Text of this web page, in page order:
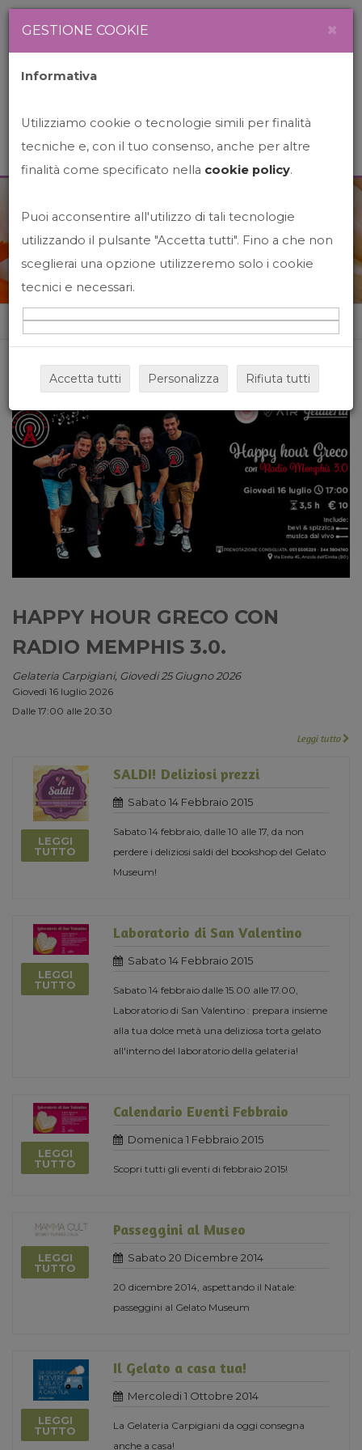
News&Events
Home News&events
HAPPY HOUR GRECO CON
RADIO MEMPHIS 3.0.
Gelateria Carpigiani, Giovedi 25 Giugno 2026
Giovedì 16 luglio 2026
Dalle 17:00 alle 20:30
Leggi tutto
LEGGI
TUTTO
SALDI! Deliziosi prezzi
Sabato 14 Febbraio 2015
Sabato 14 febbraio, dalle 10 alle 17, da non
perdere i deliziosi saldi del bookshop del Gelato
Museum!
LEGGI
TUTTO
Laboratorio di San Valentino
Sabato 14 Febbraio 2015
Sabato 14 febbraio dalle 15.00 alle 17.00,
Laboratorio di San Valentino : prepara insieme
alla tua dolce metà una deliziosa torta gelato
all'interno del laboratorio della gelateria!
LEGGI
TUTTO
Calendario Eventi Febbraio
Domenica 1 Febbraio 2015
Scopri tutti gli eventi di febbraio 2015!
LEGGI
TUTTO
Passeggini al Museo
Sabato 20 Dicembre 2014
20 dicembre 2014, aspettando il Natale:
passeggini al Gelato Museum
LEGGI
TUTTO
Il Gelato a casa tua!
Mercoledi 1 Ottobre 2014
La Gelateria Carpigiani da oggi consegna
anche a casa!
GESTIONE COOKIE ×
Informativa
Utilizziamo cookie o tecnologie simili per finalità
tecniche e, con il tuo consenso, anche per altre
finalità come specificato nella cookie policy.
Puoi acconsentire all'utilizzo di tali tecnologie
utilizzando il pulsante "Accetta tutti". Fino a che non
sceglierai una opzione utilizzeremo solo i cookie
tecnici e necessari.
Accetta tutti Personalizza Rifiuta tutti